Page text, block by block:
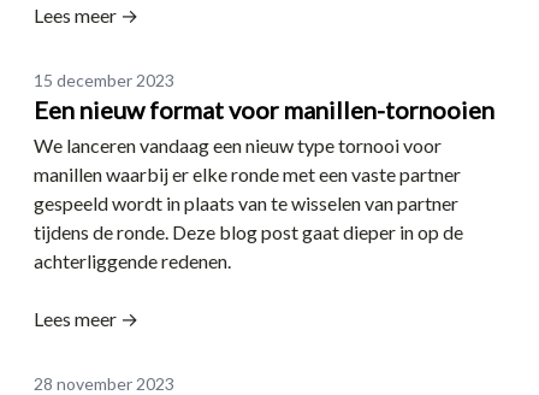
Lees meer →
Date
15 december 2023
Een nieuw format voor manillen-tornooien
We lanceren vandaag een nieuw type tornooi voor
manillen waarbij er elke ronde met een vaste partner
gespeeld wordt in plaats van te wisselen van partner
tijdens de ronde. Deze blog post gaat dieper in op de
achterliggende redenen.
Lees meer →
Date
28 november 2023